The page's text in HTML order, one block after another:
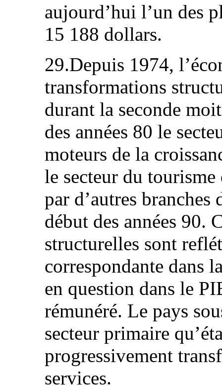
aujourd’hui l’un des
15 188 dollars.
29.Depuis 1974,
transformations
durant la seconde
des années 80 le
moteurs de la
le secteur du tourisme
par d’autres branches
début des années 90.
structurelles sont
correspondante dans
en question dans le
rémunéré. Le pays
secteur primaire
progressivement
services.